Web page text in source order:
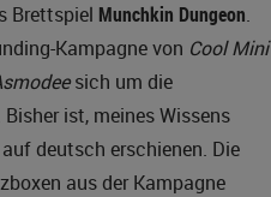
Brettspiel Munchkin Dungeon.
Kampagne von Cool Mini
sich um die
ist, meines Wissens
deutsch erschienen. Die
aus der Kampagne